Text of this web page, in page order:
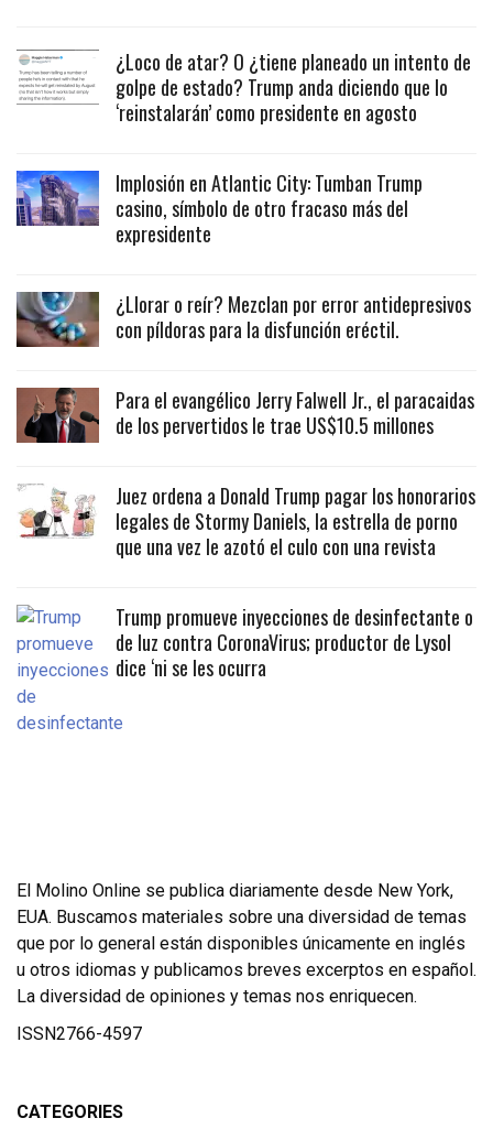
¿Loco de atar? O ¿tiene planeado un intento de
golpe de estado? Trump anda diciendo que lo
‘reinstalarán’ como presidente en agosto
Implosión en Atlantic City: Tumban Trump
casino, símbolo de otro fracaso más del
expresidente
¿Llorar o reír? Mezclan por error antidepresivos
con píldoras para la disfunción eréctil.
Para el evangélico Jerry Falwell Jr., el paracaidas
de los pervertidos le trae US$10.5 millones
Juez ordena a Donald Trump pagar los honorarios
legales de Stormy Daniels, la estrella de porno
que una vez le azotó el culo con una revista
Trump promueve inyecciones de desinfectante o
de luz contra CoronaVirus; productor de Lysol
dice ‘ni se les ocurra
El Molino Online se publica diariamente desde New York,
EUA. Buscamos materiales sobre una diversidad de temas
que por lo general están disponibles únicamente en inglés
u otros idiomas y publicamos breves excerptos en español.
La diversidad de opiniones y temas nos enriquecen.
ISSN2766-4597
CATEGORIES